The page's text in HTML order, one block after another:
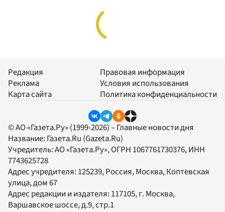
Редакция
Реклама
Карта сайта
Правовая информация
Условия использования
Политика конфиденциальности
© АО «Газета.Ру» (1999-2026) – Главные новости дня
Название: Газета.Ru (Gazeta.Ru)
Учредитель:АО «Газета.Ру», ОГРН 1067761730376, ИНН
7743625728
Адрес учредителя: 125239, Россия, Москва, Коптевская
улица, дом 67
Адрес редакции и издателя: 117105, г. Москва,
Варшавское шоссе, д.9, стр.1